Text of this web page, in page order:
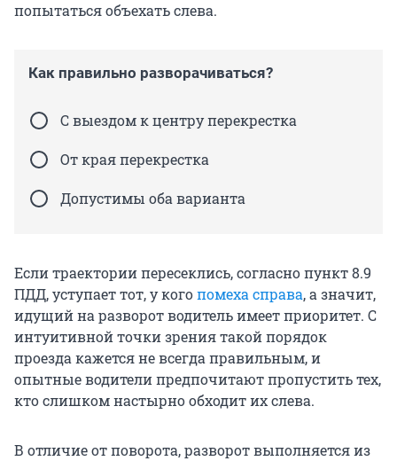
попытаться объехать слева.
Как правильно разворачиваться?
С выездом к центру перекрестка
От края перекрестка
Допустимы оба варианта
Если траектории пересеклись, согласно пункт 8.9
ПДД, уступает тот, у когопомеха справа, а значит,
идущий на разворот водитель имеет приоритет. С
интуитивной точки зрения такой порядок
проезда кажется не всегда правильным, и
опытные водители предпочитают пропустить тех,
кто слишком настырно обходит их слева.
В отличие от поворота, разворот выполняется из